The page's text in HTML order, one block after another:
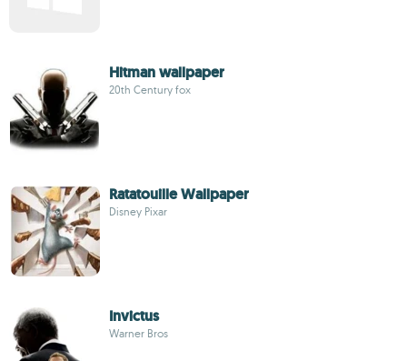
Hitman wallpaper
20th Century fox
Ratatouille Wallpaper
Disney Pixar
Invictus
Warner Bros